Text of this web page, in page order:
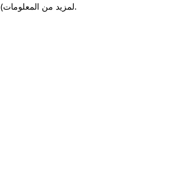
لمزيد من المعلومات).